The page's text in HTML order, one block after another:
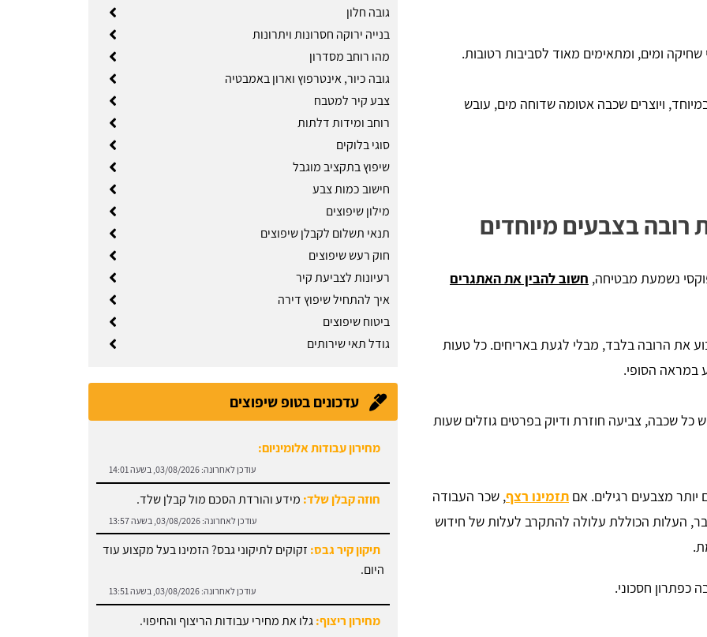
ומים, ומתאימים מאוד לסביבות רטובות.
ויוצרים שכבה אטומה שדוחה מים, עובש
רובה בצבעים מיוחדים
נשמעת מבטיחה, חשוב להבין את האתגרים
את הרובה בלבד, מבלי לגעת באריחים. כל טעות
במראה הסופי.
כל שכבה, צביעה חוזרת ודיוק בפרטים גוזלים שעות
מצבעים רגילים. אם תזמינו רצף, שכר העבודה
העלות הכוללת עלולה להתקרב לעלות של חידוש
כפתרון חסכוני.
גובה חלון
בנייה ירוקה חסרונות ויתרונות
מהו רוחב מסדרון
גובה כיור, אינטרפוץ וארון באמבטיה
צבע קיר למטבח
רוחב ומידות דלתות
סוגי בלוקים
שיפוץ בתקציב מוגבל
חישוב כמות צבע
מילון שיפוצים
תנאי תשלום לקבלן שיפוצים
חוק רעש שיפוצים
רעיונות לצביעת קיר
איך להתחיל שיפוץ דירה
ביטוח שיפוצים
גודל תאי שירותים
עדכונים בטופ שיפוצים
מחירון עבודות אלומיניום:
עודכן לאחרונה:03/08/2026, בשעה 14:01
חוזה קבלן שלד:מידע והורדת הסכם מול קבלן שלד.
עודכן לאחרונה: 03/08/2026, בשעה 13:57
תיקון קיר גבס:זקוקים לתיקוני גבס? הזמינו בעל מקצוע עוד
עודכן לאחרונה: 03/08/2026, בשעה 13:51
מחירון ריצוף:
עודכן לאחרונה: 03/08/2026, בשעה 13:43
מתקין פרקטים:עץ או למינציה? כל הסוגים כאן.